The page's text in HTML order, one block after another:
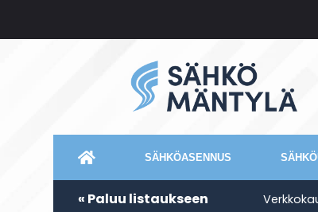
SÄHKÖASENNUS
« Paluu listaukseen